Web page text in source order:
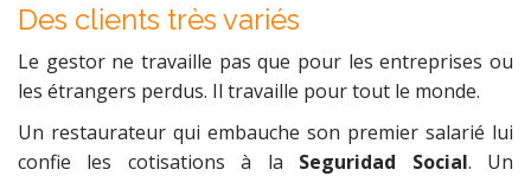
Des clients très variés
Le gestor ne travaille pas que pour les entreprises ou
les étrangers perdus. Il travaille pour tout le monde.
Un restaurateur qui embauche son premier salarié lui
confie les cotisations à la Seguridad Social. Un